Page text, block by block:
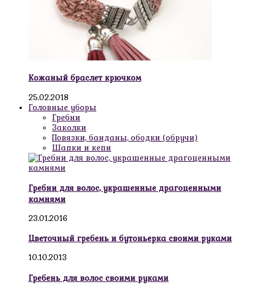
Кожаный браслет крючком
25.02.2018
Головные уборы
Гребни
Заколки
Повязки, банданы, ободки (обручи)
Шапки и кепи
Гребни для волос, украшенные драгоценными
камнями
23.01.2016
Цветочный гребень и бутоньерка своими руками
10.10.2013
Гребень для волос своими руками